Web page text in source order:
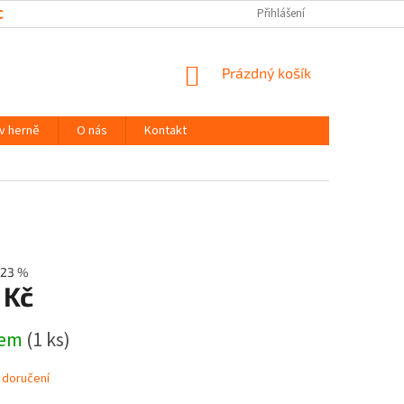
OSOBNÍCH ÚDAJŮ Přihlášení
NÁKUPNÍ
Prázdný košík
herně O nás
Kontakt
%
(1 ks)